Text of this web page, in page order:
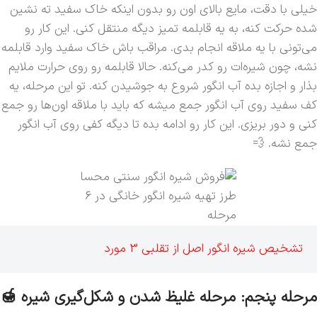
خیلی با دقت، مایع بالای اون رو بدون اینکه خاک سفید ته نشین
شده حرکت کنه، به یه قابلمه تمیز دیگه منتقل کنی. این کار رو
می‌تونی با یه ملاقه انجام بدی. مراقب باش خاک سفید وارد قابلمه
نشه، چون شیره‌ات رو کدر می‌کنه. حالا قابلمه رو روی حرارت ملایم
بذار و اجازه بده آب انگور شروع به جوشیدن کنه. تو این مرحله، یه
کف سفید روی آب انگور جمع میشه که باید با ملاقه اون‌ها رو جمع
کنی و دور بریزی. این کار رو ادامه بده تا دیگه کفی روی آب انگور
جمع نشه. 💨
طرز تهیه شیره انگور خانگی در 6
مرحله
تشخیص شیره انگور اصل از تقلبی 3 مورد
مرحله پنجم: مرحله غلیظ شدن و شکل‌گیری شیره 🍯